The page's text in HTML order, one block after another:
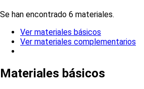
Se han encontrado 6 materiales.
Ver materiales básicos
Ver materiales complementarios
Materiales básicos